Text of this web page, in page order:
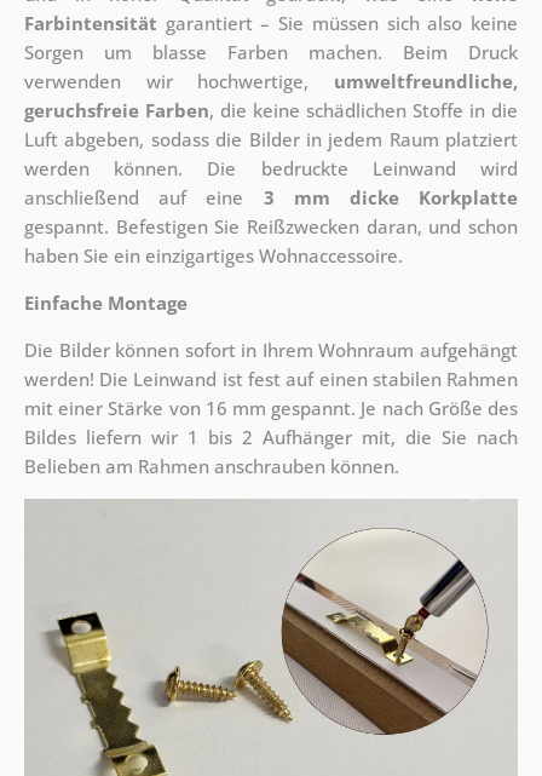
Farbintensität garantiert – Sie müssen sich also keine
Sorgen um blasse Farben machen. Beim Druck
verwenden wir hochwertige, umweltfreundliche,
geruchsfreie Farben, die keine schädlichen Stoffe in die
Luft abgeben, sodass die Bilder in jedem Raum platziert
werden können. Die bedruckte Leinwand wird
anschließend auf eine 3 mm dicke Korkplatte
gespannt. Befestigen Sie Reißzwecken daran, und schon
haben Sie ein einzigartiges Wohnaccessoire.
Einfache Montage
Die Bilder können sofort in Ihrem Wohnraum aufgehängt
werden! Die Leinwand ist fest auf einen stabilen Rahmen
mit einer Stärke von 16 mm gespannt. Je nach Größe des
Bildes liefern wir 1 bis 2 Aufhänger mit, die Sie nach
Belieben am Rahmen anschrauben können.